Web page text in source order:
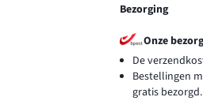
Bezorging
Onze
De
Bestellingen
gratis bezorgd.